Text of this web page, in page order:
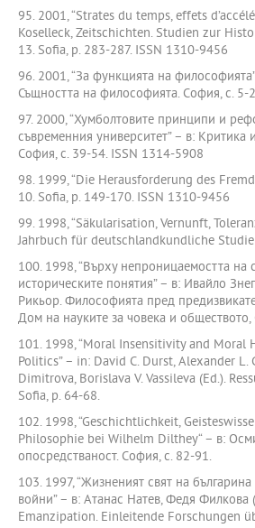
95. 2001, “Strates du temps, effets
Koselleck, Zeitschichten. Studien zur
13. Sofia, p. 283-287. ISSN 1310-9456
96. 2001, “За функцията на
Същността на философията. София, с.
97. 2000, “Хумболтовите принципи и
съвременния университет” – в: Критика
София, с. 39-54. ISSN 1314-5908
98. 1999, “Die Herausforderung des
10. Sofia, p. 149-170. ISSN 1310-9456
99. 1998, “Säkularisation, Vernunft,
Jahrbuch für deutschlandkundliche
100. 1998, “Върху непроницаемостта на
историческите понятия” – в: Ивайло
Рикьор. Философията пред
Дом на науките за човека и
101. 1998, “Moral Insensitivity and Moral
Politics” – in: David C. Durst, Alexander L.
Dimitrova, Borislava V. Vassileva (Ed.).
Sofia, p. 64-68.
102. 1998, “Geschichtlichkeit,
Philosophie bei Wilhelm Dilthey“ – в:
опосредстваност. София, с. 82-91.
103. 1997, “Жизненият свят на
войни” – в: Атанас Натев, Федя Филкова
Emanzipation. Einleitende Forschungen